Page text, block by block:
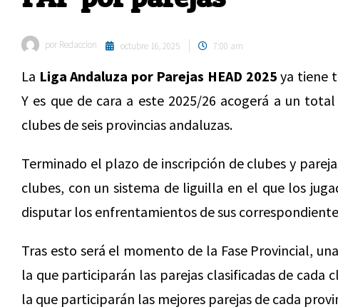
por Redaccion octubre 16, 2025 7:00 am
La Liga Andaluza por Parejas HEAD 2025 ya tiene
Y es que de cara a este 2025/26 acogerá a un
clubes de seis provincias andaluzas.
Terminado el plazo de inscripción de clubes y
clubes, con un sistema de liguilla en el que los
disputar los enfrentamientos de sus
Tras esto será el momento de la Fase Provincial,
la que participarán las parejas clasificadas de cada
la que participarán las mejores parejas de cada